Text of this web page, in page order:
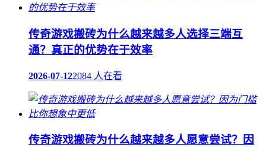
传奇游戏搬砖为什么越来越多人选择三端互
通？真正的优势在于效率
2026-07-122084 人在看
传奇游戏搬砖为什么越来越多人愿意尝试？因